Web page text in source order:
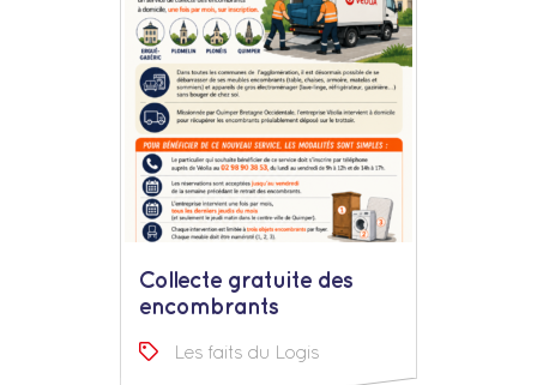
Collecte gratuite des
encombrants
Les faits du Logis